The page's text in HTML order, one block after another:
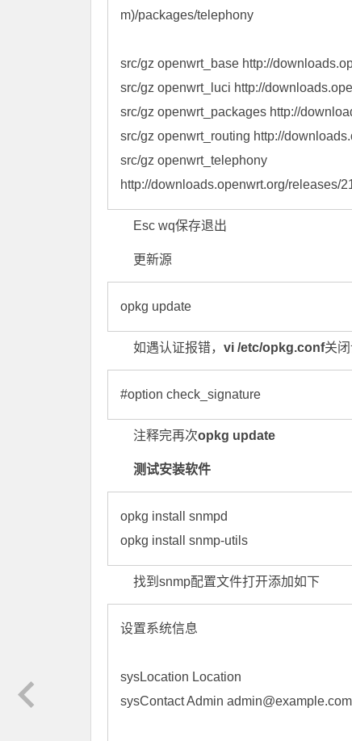
m)/packages/telephony
src/gz openwrt_base http://
src/gz openwrt_luci http://
src/gz openwrt_packages http://
src/gz openwrt_routing http://
src/gz openwrt_telephony
http://downloads.openwrt.org/releases/
Esc wq保存退出
更新源
opkg update
如遇认证报错， vi /etc/opkg.conf关
#option check_signature
注释完再次opkg update
测试安装软件
opkg install snmpd
opkg install snmp-utils
找到snmp配置文件打开添加如下
设置系统信息
sysLocation Location
sysContact Admin admin@example.com